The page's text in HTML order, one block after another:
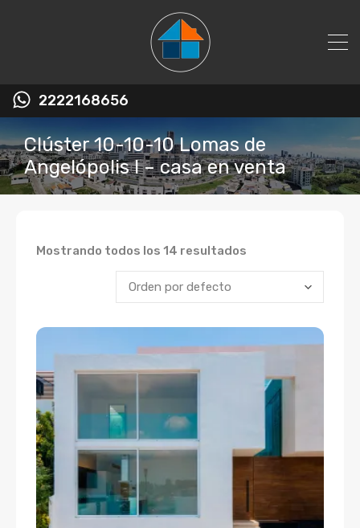
2222168656
Clúster 10-10-10 Lomas de
Angelópolis I – casa en venta
Mostrando todos los 14 resultados